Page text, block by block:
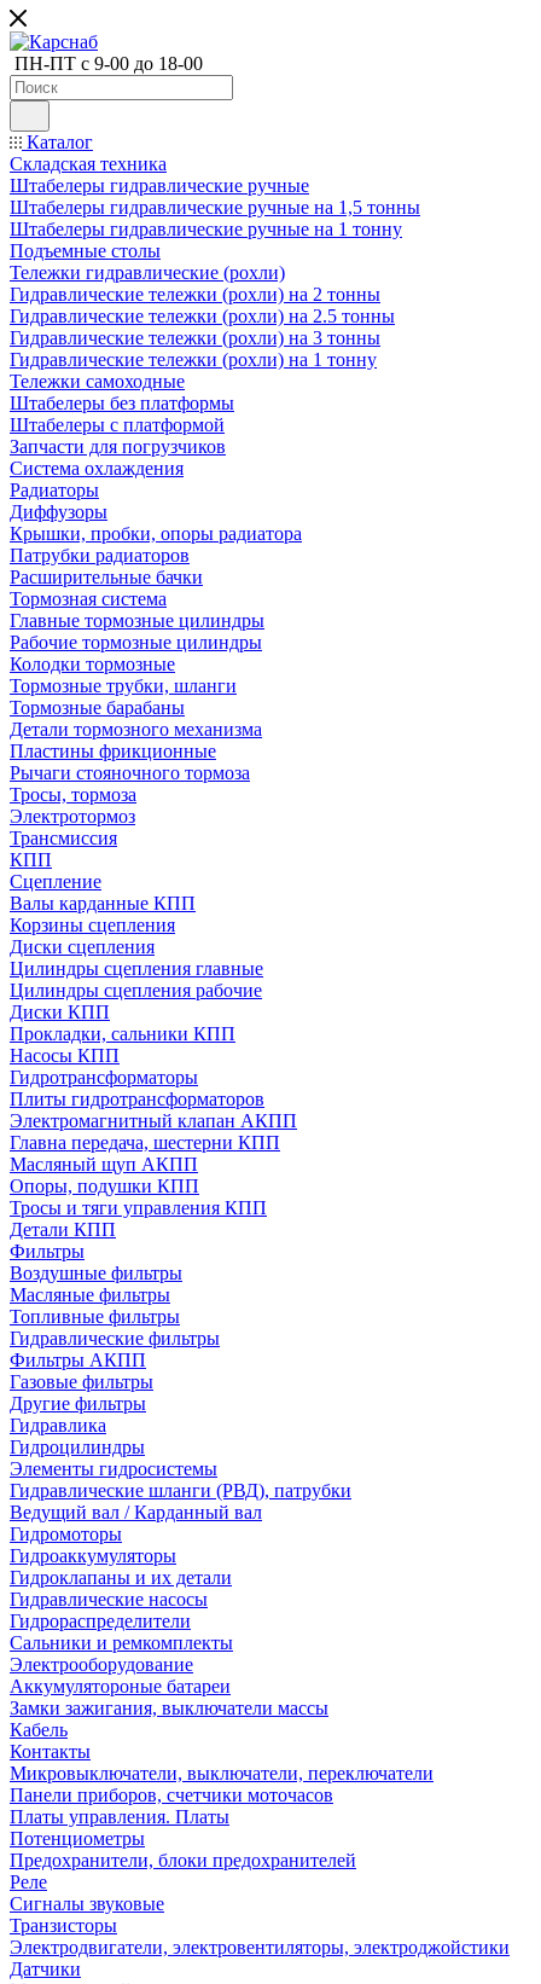
ПН-ПТ с 9-00 до 18-00
Каталог
Складская техника
Штабелеры гидравлические ручные
Штабелеры гидравлические ручные на 1,5 тонны
Штабелеры гидравлические ручные на 1 тонну
Подъемные столы
Тележки гидравлические (рохли)
Гидравлические тележки (рохли) на 2 тонны
Гидравлические тележки (рохли) на 2.5 тонны
Гидравлические тележки (рохли) на 3 тонны
Гидравлические тележки (рохли) на 1 тонну
Тележки самоходные
Штабелеры без платформы
Штабелеры с платформой
Запчасти для погрузчиков
Система охлаждения
Радиаторы
Диффузоры
Крышки, пробки, опоры радиатора
Патрубки радиаторов
Расширительные бачки
Тормозная система
Главные тормозные цилиндры
Рабочие тормозные цилиндры
Колодки тормозные
Тормозные трубки, шланги
Тормозные барабаны
Детали тормозного механизма
Пластины фрикционные
Рычаги стояночного тормоза
Тросы, тормоза
Электротормоз
Трансмиссия
КПП
Сцепление
Валы карданные КПП
Корзины сцепления
Диски сцепления
Цилиндры сцепления главные
Цилиндры сцепления рабочие
Диски КПП
Прокладки, сальники КПП
Насосы КПП
Гидротрансформаторы
Плиты гидротрансформаторов
Электромагнитный клапан АКПП
Главна передача, шестерни КПП
Масляный щуп АКПП
Опоры, подушки КПП
Тросы и тяги управления КПП
Детали КПП
Фильтры
Воздушные фильтры
Масляные фильтры
Топливные фильтры
Гидравлические фильтры
Фильтры АКПП
Газовые фильтры
Другие фильтры
Гидравлика
Гидроцилиндры
Элементы гидросистемы
Гидравлические шланги (РВД), патрубки
Ведущий вал / Карданный вал
Гидромоторы
Гидроаккумуляторы
Гидроклапаны и их детали
Гидравлические насосы
Гидрораспределители
Сальники и ремкомплекты
Электрооборудование
Аккумулятороные батареи
Замки зажигания, выключатели массы
Кабель
Контакты
Микровыключатели, выключатели, переключатели
Панели приборов, счетчики моточасов
Платы управления. Платы
Потенциометры
Предохранители, блоки предохранителей
Реле
Сигналы звуковые
Транзисторы
Электродвигатели, электровентиляторы, электроджойстики
Датчики